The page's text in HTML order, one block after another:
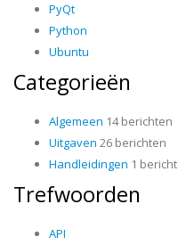
PyQt
Python
Ubuntu
Categorieën
Algemeen 14 berichten
Uitgaven 26 berichten
Handleidingen 1 bericht
Trefwoorden
API